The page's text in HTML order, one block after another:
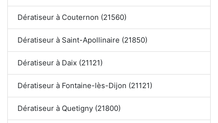
Dératiseur à Couternon (21560)
Dératiseur à Saint-Apollinaire (21850)
Dératiseur à Daix (21121)
Dératiseur à Fontaine-lès-Dijon (21121)
Dératiseur à Quetigny (21800)